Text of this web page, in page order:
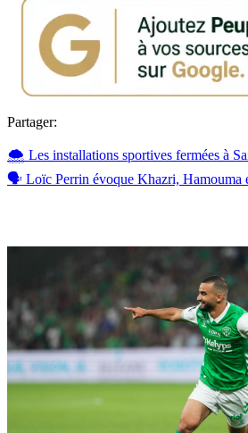
Partager:
🌨 Les installations sportives fermées à
🗣 Loïc Perrin évoque Khazri, Hamouma